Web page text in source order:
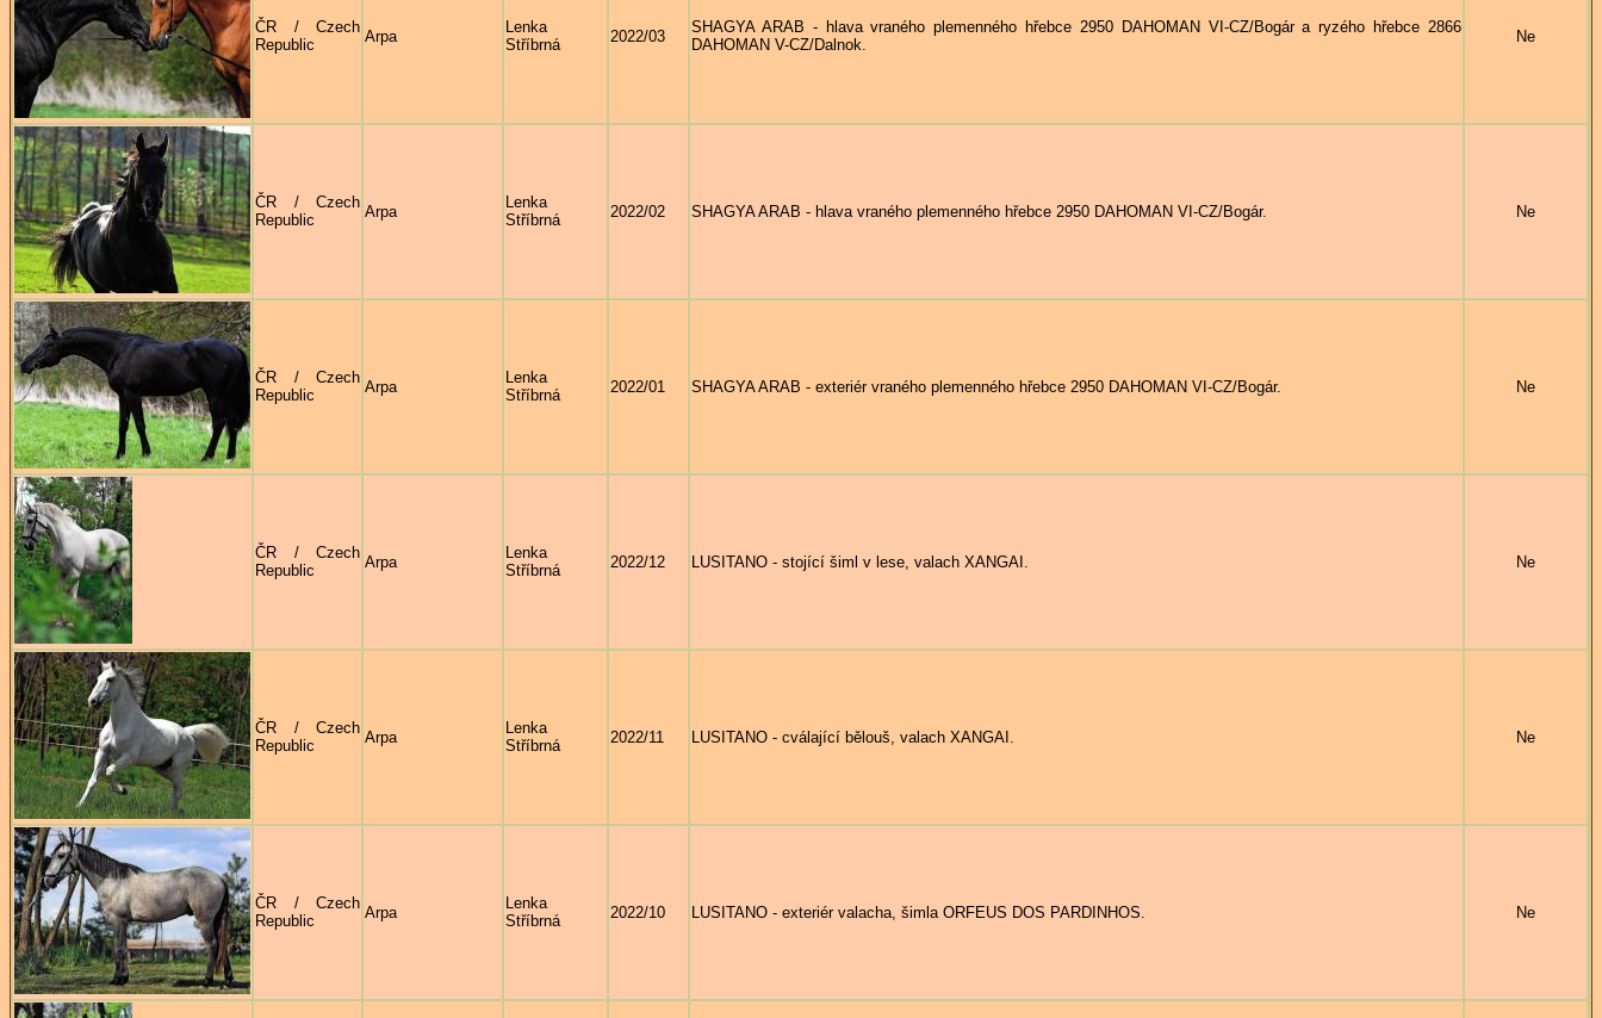
ČR / Czech
Republic
Arpa
Lenka
Stříbrná
2022/03
SHAGYA ARAB - hlava vraného plemenného hřebce 2950 DAHOMAN VI-CZ/Bogár a ryzého hřebce 2866
DAHOMAN V-CZ/Dalnok.
Ne
ČR / Czech
Republic
Arpa
Lenka
Stříbrná
2022/02 SHAGYA ARAB - hlava vraného plemenného hřebce 2950 DAHOMAN VI-CZ/Bogár. Ne
ČR / Czech
Republic
Arpa
Lenka
Stříbrná
2022/01 SHAGYA ARAB - exteriér vraného plemenného hřebce 2950 DAHOMAN VI-CZ/Bogár. Ne
ČR / Czech
Republic
Arpa
Lenka
Stříbrná
2022/12 LUSITANO - stojící šiml v lese, valach XANGAI. Ne
ČR / Czech
Republic
Arpa
Lenka
Stříbrná
2022/11 LUSITANO - cválající bělouš, valach XANGAI. Ne
ČR / Czech
Republic
Arpa
Lenka
Stříbrná
2022/10 LUSITANO - exteriér valacha, šimla ORFEUS DOS PARDINHOS. Ne